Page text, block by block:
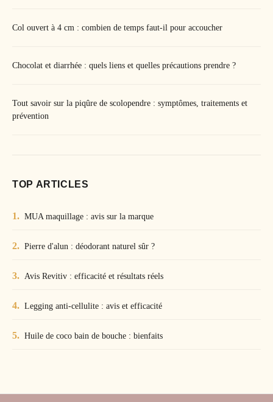
Col ouvert à 4 cm : combien de temps faut-il pour accoucher
Chocolat et diarrhée : quels liens et quelles précautions prendre ?
Tout savoir sur la piqûre de scolopendre : symptômes, traitements et
prévention
TOP ARTICLES
MUA maquillage : avis sur la marque
Pierre d'alun : déodorant naturel sûr ?
Avis Revitiv : efficacité et résultats réels
Legging anti-cellulite : avis et efficacité
Huile de coco bain de bouche : bienfaits